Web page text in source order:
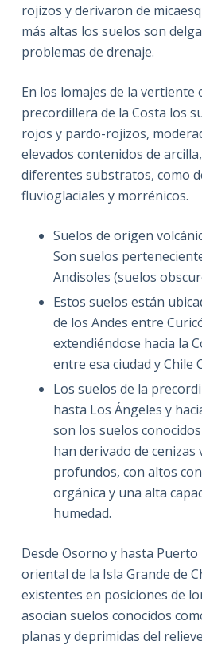
rojizos y derivaron de
más altas los suelos son
problemas de drenaje.
En los lomajes de la vertiente
precordillera de la Costa los
rojos y pardo-rojizos,
elevados contenidos de
diferentes substratos, como
fluvioglaciales y morrénicos.
Suelos de origen
Son suelos
Andisoles (suelos
Estos suelos están
de los Andes entre
extendiéndose hacia la
entre esa ciudad y Chile
Los suelos de la
hasta Los Ángeles y
son los suelos
han derivado de cenizas
profundos, con altos
orgánica y una alta
humedad.
Desde Osorno y hasta
oriental de la Isla Grande de
existentes en posiciones de
asocian suelos conocidos
planas y deprimidas del